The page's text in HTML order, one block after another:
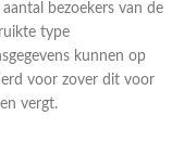
bezoekers van de
type
kunnen op
voor zover dit voor
vergt.